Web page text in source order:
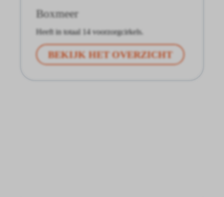
Boxmeer
Heeft in totaal 14 voorzorgcirkels.
BEKIJK HET OVERZICHT